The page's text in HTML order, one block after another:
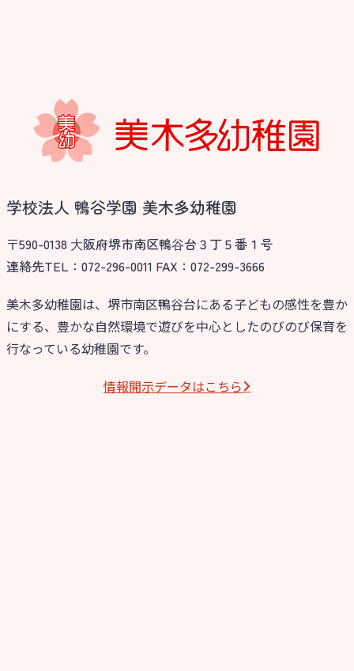
学校法人 鴨谷学園 美木多幼稚園
〒590-0138 ⼤阪府堺市南区鴨⾕台３丁５番１号
連絡先TEL：072-296-0011 FAX：072-299-3666
美木多幼稚園は、堺市南区鴨谷台にある子どもの感性を豊か
にする、豊かな自然環境で遊びを中心としたのびのび保育を
行なっている幼稚園です。
情報開⽰データはこちら
お知らせ
今日の幼稚園
園児募集要項
教職員募集
園のこと